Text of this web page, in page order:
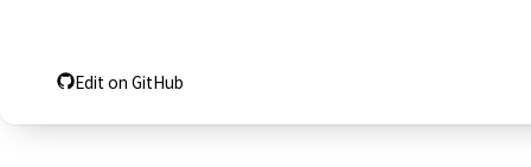
Edit on GitHub